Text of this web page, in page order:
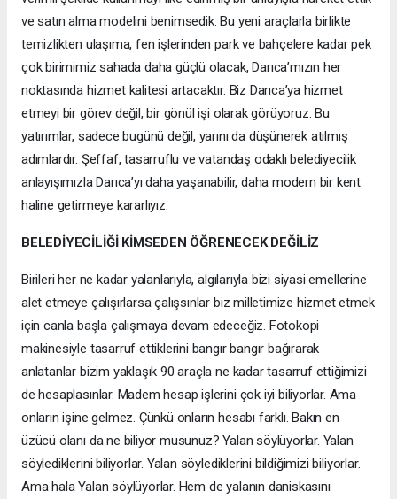
ve satın alma modelini benimsedik. Bu yeni araçlarla birlikte
temizlikten ulaşıma, fen işlerinden park ve bahçelere kadar pek
çok birimimiz sahada daha güçlü olacak, Darıca’mızın her
noktasında hizmet kalitesi artacaktır. Biz Darıca’ya hizmet
etmeyi bir görev değil, bir gönül işi olarak görüyoruz. Bu
yatırımlar, sadece bugünü değil, yarını da düşünerek atılmış
adımlardır. Şeffaf, tasarruflu ve vatandaş odaklı belediyecilik
anlayışımızla Darıca’yı daha yaşanabilir, daha modern bir kent
haline getirmeye kararlıyız.
BELEDİYECİLİĞİ KİMSEDEN ÖĞRENECEK DEĞİLİZ
Birileri her ne kadar yalanlarıyla, algılarıyla bizi siyasi emellerine
alet etmeye çalışırlarsa çalışsınlar biz milletimize hizmet etmek
için canla başla çalışmaya devam edeceğiz. Fotokopi
makinesiyle tasarruf ettiklerini bangır bangır bağırarak
anlatanlar bizim yaklaşık 90 araçla ne kadar tasarruf ettiğimizi
de hesaplasınlar. Madem hesap işlerini çok iyi biliyorlar. Ama
onların işine gelmez. Çünkü onların hesabı farklı. Bakın en
üzücü olanı da ne biliyor musunuz? Yalan söylüyorlar. Yalan
söylediklerini biliyorlar. Yalan söylediklerini bildiğimizi biliyorlar.
Ama hala Yalan söylüyorlar. Hem de yalanın daniskasını